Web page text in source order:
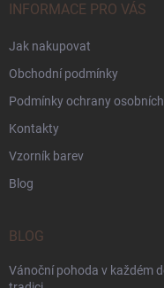
INFORMACE PRO VÁS
Jak nakupovat
Obchodní podmínky
Podmínky ochrany
Kontakty
Vzorník barev
Blog
BLOG
Vánoční pohoda v každém